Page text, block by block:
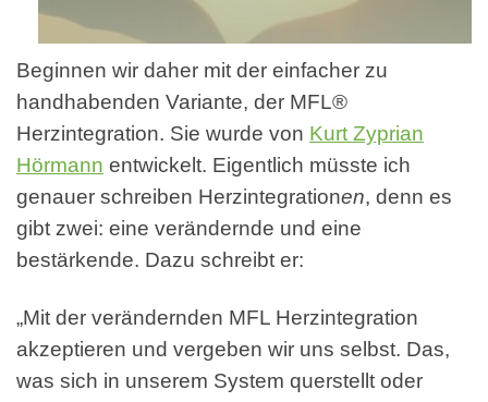
Beginnen wir daher mit der einfacher zu
handhabenden Variante, der MFL®
Herzintegration. Sie wurde von Kurt Zyprian
Hörmann entwickelt. Eigentlich müsste ich
genauer schreiben Herzintegrationen, denn es
gibt zwei: eine verändernde und eine
bestärkende. Dazu schreibt er:
„Mit der verändernden MFL Herzintegration
akzeptieren und vergeben wir uns selbst. Das,
was sich in unserem System querstellt oder